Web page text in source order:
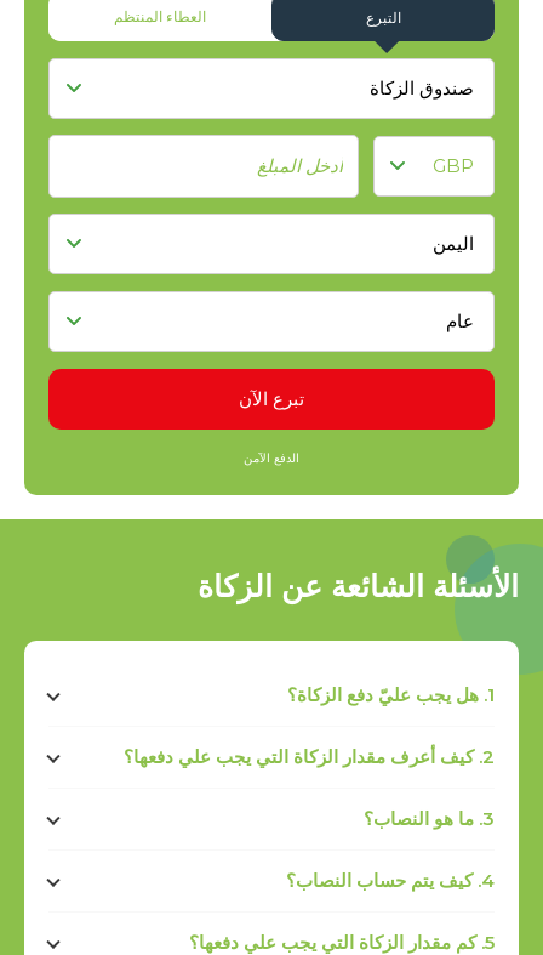
الأسئلة الشائعة عن الزكاة
1. هل يجب عليّ دفع الزكاة؟
2. كيف أعرف مقدار الزكاة التي يجب علي دفعها؟
3. ما هو النصاب؟
4. كيف يتم حساب النصاب؟
5. كم مقدار الزكاة التي يجب علي دفعها؟